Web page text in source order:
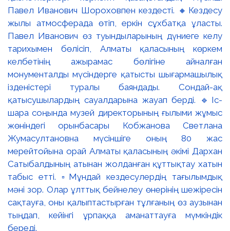
Павел Иванович Шороховпен кездесті. 🔸Кездесу
жылы атмосферада өтіп, еркін сұхбатқа ұласты.
Павел Иванович өз туындыларының дүниеге келу
тарихымен бөлісіп, Алматы қаласының көркем
келбетінің ажырамас бөлігіне айналған
монументалды мүсіндерге қатысты шығармашылық
ізденістері туралы баяндады. Сондай-ақ
қатысушылардың сауалдарына жауап берді. 🔹Іс-
шара соңында музей директорының ғылыми жұмыс
жөніндегі орынбасары Кобжанова Светлана
Жумасултановна мүсіншіге оның 80 жас
мерейтойына орай Алматы қаласының әкімі Дархан
Сатыбалдының атынан жолданған құттықтау хатын
табыс етті. ▫️Мұндай кездесулердің тағылымдық
мәні зор. Олар ұлттық бейнелеу өнерінің шежіресін
сақтауға, оны қалыптастырған тұлғаның өз аузынан
тыңдап, кейінгі ұрпаққа аманаттауға мүмкіндік
береді.